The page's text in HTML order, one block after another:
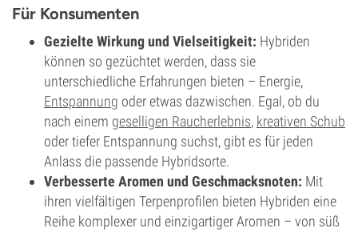
Für Konsumenten
Gezielte Wirkung und Vielseitigkeit: Hybriden
können so gezüchtet werden, dass sie
unterschiedliche Erfahrungen bieten – Energie,
Entspannung oder etwas dazwischen. Egal, ob du
nach einem geselligen Raucherlebnis, kreativen Schub
oder tiefer Entspannung suchst, gibt es für jeden
Anlass die passende Hybridsorte.
Verbesserte Aromen und Geschmacksnoten: Mit
ihren vielfältigen Terpenprofilen bieten Hybriden eine
Reihe komplexer und einzigartiger Aromen – von süß